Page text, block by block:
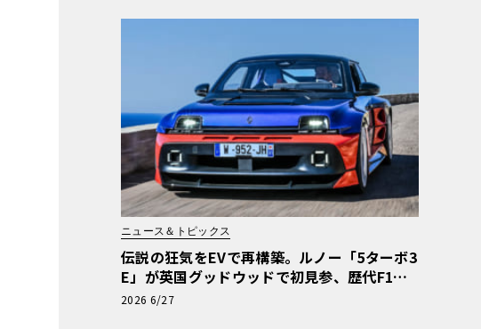
ニュース＆トピックス
伝説の狂気をEVで再構築。ルノー「5ターボ3
E」が英国グッドウッドで初見参、歴代F1マ
シンと共演へ
2026 6/27